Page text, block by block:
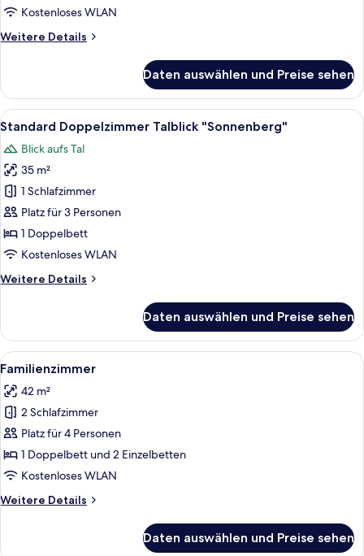
Kostenloses WLAN
Weitere Details
Weitere
Doppelzimmer
Daten auswählen und Preise sehen
Alle
Fotos
für
Standard
Doppelzimmer
Talblick
"Sonnenberg"
anzeigen
Standard
10
Standard Doppelzimmer Talblick "Sonnenberg"
Blick aufs Tal
35 m²
1 Schlafzimmer
Platz für 3 Personen
1 Doppelbett
Kostenloses WLAN
Weitere Details
Weitere
Doppelzimmer
Talblick
"Sonnenberg"
Daten auswählen und Preise sehen
Alle
Fotos
für
Familienzimmer
anzeigen
Familienzimmer | Schreibtisch,
5
Familienzimmer
42 m²
2 Schlafzimmer
Platz für 4 Personen
1 Doppelbett und 2 Einzelbetten
Kostenloses WLAN
Weitere Details
Weitere
Daten auswählen und Preise sehen